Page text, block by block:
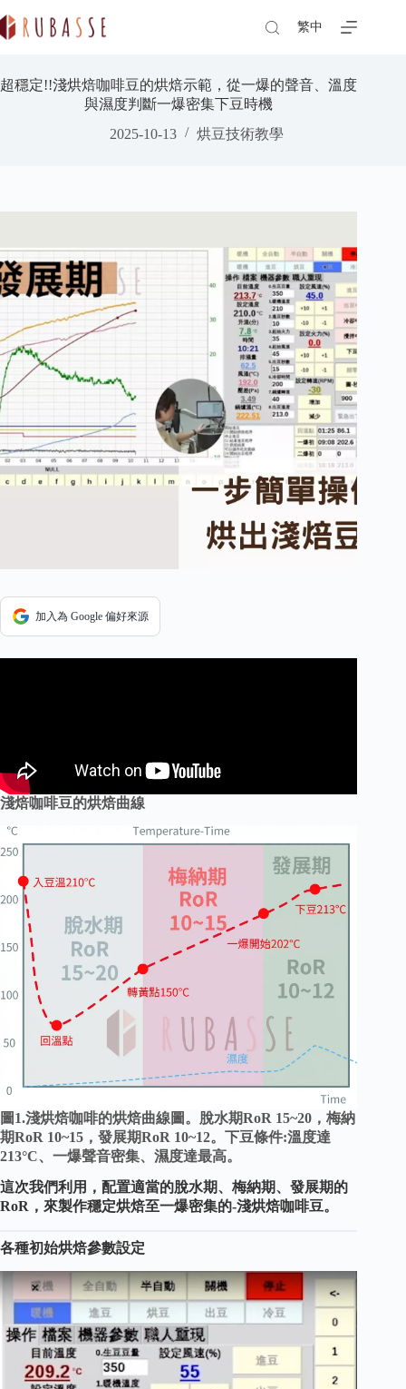
to
content
繁中
超穩定!!淺烘焙咖啡豆的烘焙示範，從一爆的聲音、溫度
與濕度判斷一爆密集下豆時機
2025-10-13
烘豆技術教學
加入為 Google 偏好來源
淺焙咖啡豆的烘焙曲線
圖1.淺烘焙咖啡的烘焙曲線圖。脫水期RoR 15~20，梅納
期RoR 10~15，發展期RoR 10~12。下豆條件:溫度達
213°C、一爆聲音密集、濕度達最高。
這次我們利用，配置適當的脫水期、梅納期、發展期的
RoR，來製作穩定烘焙至一爆密集的-淺烘焙咖啡豆。
各種初始烘焙參數設定